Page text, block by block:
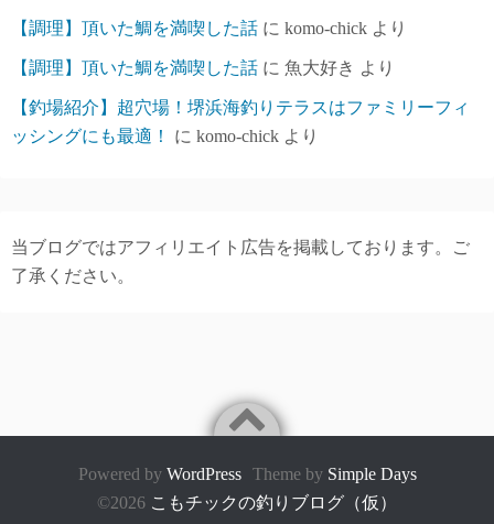
【調理】頂いた鯛を満喫した話 に komo-chick より
【調理】頂いた鯛を満喫した話 に 魚大好き より
【釣場紹介】超穴場！堺浜海釣りテラスはファミリーフィ
ッシングにも最適！
に komo-chick より
当ブログではアフィリエイト広告を掲載しております。ご
了承ください。
Powered by WordPress Theme by Simple Days
©2026 こもチックの釣りブログ（仮）